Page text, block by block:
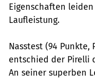
Eigenschaften
Laufleistung.
Nasstest (94 Punkte,
entschied der Pirelli
An seiner superben